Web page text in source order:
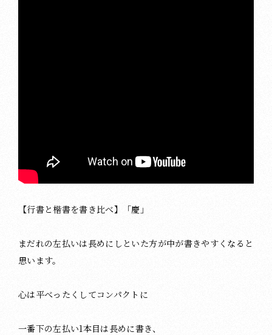
【行書と楷書を書き比べ】「慶」
まだれの左払いは長めにしといた方が中が書きやすくなると
思います。
心は平べったくしてコンパクトに
一番下の左払い1本目は長めに書き、